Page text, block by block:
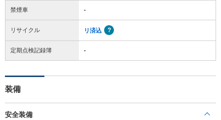
禁煙車 -
リサイクル リ済込
定期点検記録簿 -
装備
安全装備